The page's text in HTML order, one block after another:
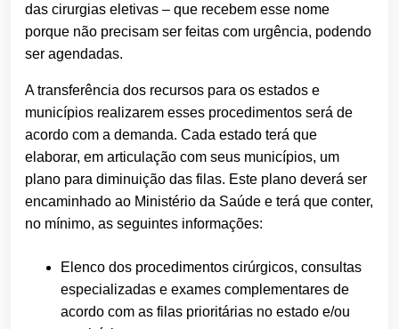
das cirurgias eletivas – que recebem esse nome
porque não precisam ser feitas com urgência, podendo
ser agendadas.
A transferência dos recursos para os estados e
municípios realizarem esses procedimentos será de
acordo com a demanda. Cada estado terá que
elaborar, em articulação com seus municípios, um
plano para diminuição das filas. Este plano deverá ser
encaminhado ao Ministério da Saúde e terá que conter,
no mínimo, as seguintes informações:
Elenco dos procedimentos cirúrgicos, consultas
especializadas e exames complementares de
acordo com as filas prioritárias no estado e/ou